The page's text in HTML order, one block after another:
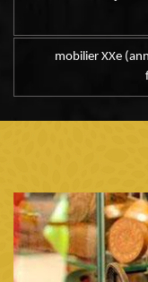
mobilier XXe